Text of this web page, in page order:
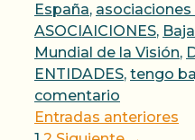
España,
ASOCIAICIONES,
Mundial de la Visión,
ENTIDADES, tengo
comentario
Entradas anteriores